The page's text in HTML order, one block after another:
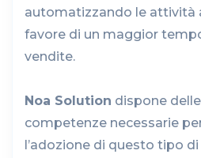
automatizzando le attività
favore di un maggior
vendite.
Noa Solution dispone
competenze necessarie
l’adozione di questo tipo